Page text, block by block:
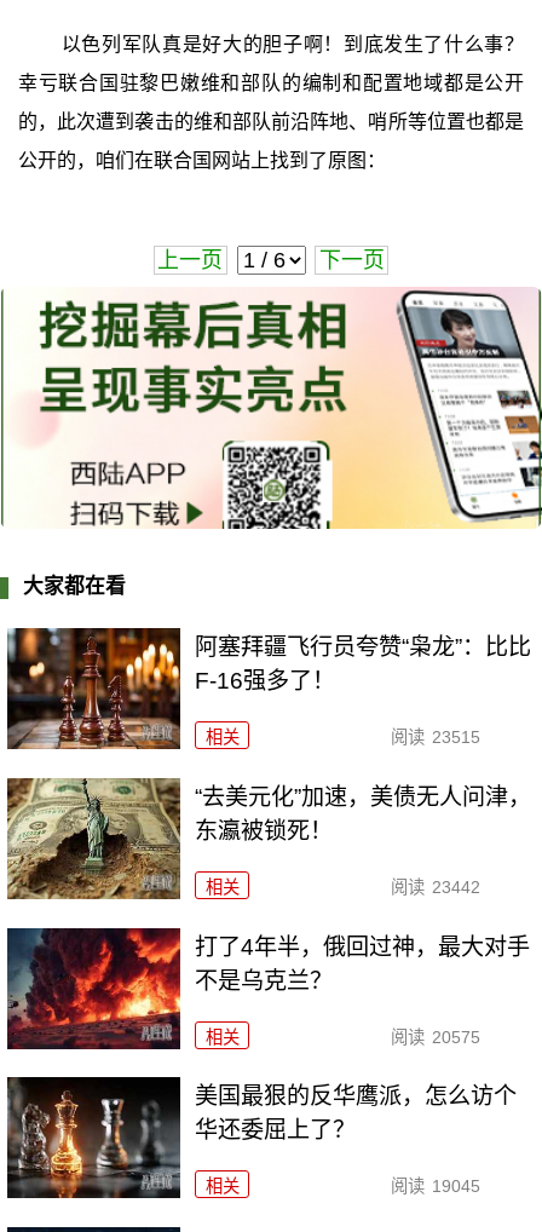
以色列军队真是好大的胆子啊！到底发生了什么事？
幸亏联合国驻黎巴嫩维和部队的编制和配置地域都是公开
的，此次遭到袭击的维和部队前沿阵地、哨所等位置也都是
公开的，咱们在联合国网站上找到了原图：
上一页 下一页
大家都在看
阿塞拜疆飞行员夸赞“枭龙”：比比
F-16强多了！
相关 阅读 23515
“去美元化”加速，美债无人问津，
东瀛被锁死！
相关 阅读 23442
打了4年半，俄回过神，最大对手
不是乌克兰？
相关 阅读 20575
美国最狠的反华鹰派，怎么访个
华还委屈上了？
相关 阅读 19045